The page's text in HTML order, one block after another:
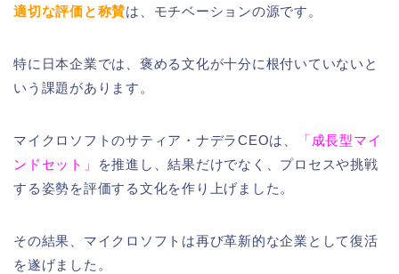
適切な評価と称賛は、モチベーションの源です。
特に日本企業では、褒める文化が十分に根付いていないと
いう課題があります。
マイクロソフトのサティア・ナデラCEOは、
「成長型マイ
ンドセット」
を推進し、結果だけでなく、プロセスや挑戦
する姿勢を評価する文化を作り上げました。
その結果、マイクロソフトは再び革新的な企業として復活
を遂げました。